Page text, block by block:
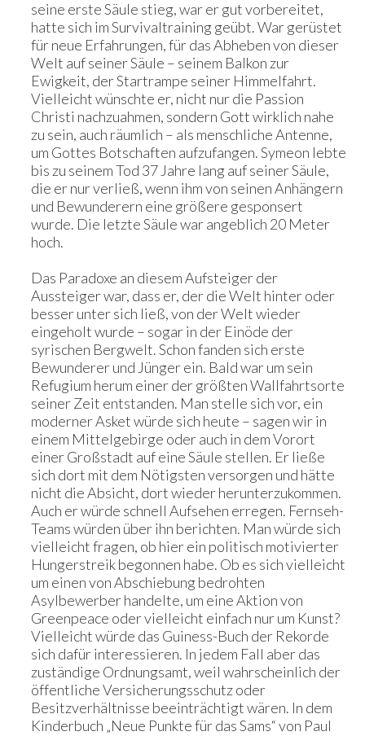
seine erste Säule stieg, war er gut vorbereitet,
hatte sich im Survivaltraining geübt. War gerüstet
für neue Erfahrungen, für das Abheben von dieser
Welt auf seiner Säule – seinem Balkon zur
Ewigkeit, der Startrampe seiner Himmelfahrt.
Vielleicht wünschte er, nicht nur die Passion
Christi nachzuahmen, sondern Gott wirklich nahe
zu sein, auch räumlich – als menschliche Antenne,
um Gottes Botschaften aufzufangen. Symeon lebte
bis zu seinem Tod 37 Jahre lang auf seiner Säule,
die er nur verließ, wenn ihm von seinen Anhängern
und Bewunderern eine größere gesponsert
wurde. Die letzte Säule war angeblich 20 Meter
hoch.
Das Paradoxe an diesem Aufsteiger der
Aussteiger war, dass er, der die Welt hinter oder
besser unter sich ließ, von der Welt wieder
eingeholt wurde – sogar in der Einöde der
syrischen Bergwelt. Schon fanden sich erste
Bewunderer und Jünger ein. Bald war um sein
Refugium herum einer der größten Wallfahrtsorte
seiner Zeit entstanden. Man stelle sich vor, ein
moderner Asket würde sich heute – sagen wir in
einem Mittelgebirge oder auch in dem Vorort
einer Großstadt auf eine Säule stellen. Er ließe
sich dort mit dem Nötigsten versorgen und hätte
nicht die Absicht, dort wieder herunterzukommen.
Auch er würde schnell Aufsehen erregen. Fernseh-
Teams würden über ihn berichten. Man würde sich
vielleicht fragen, ob hier ein politisch motivierter
Hungerstreik begonnen habe. Ob es sich vielleicht
um einen von Abschiebung bedrohten
Asylbewerber handelte, um eine Aktion von
Greenpeace oder vielleicht einfach nur um Kunst?
Vielleicht würde das Guiness-Buch der Rekorde
sich dafür interessieren. In jedem Fall aber das
zuständige Ordnungsamt, weil wahrscheinlich der
öffentliche Versicherungsschutz oder
Besitzverhältnisse beeinträchtigt wären. In dem
Kinderbuch „Neue Punkte für das Sams“ von Paul